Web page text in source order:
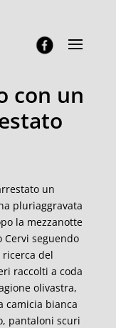
con un
un
pluriaggravata
la mezzanotte
seguendo
ricerca del
raccolti a coda
olivastra,
camicia bianca
pantaloni scuri